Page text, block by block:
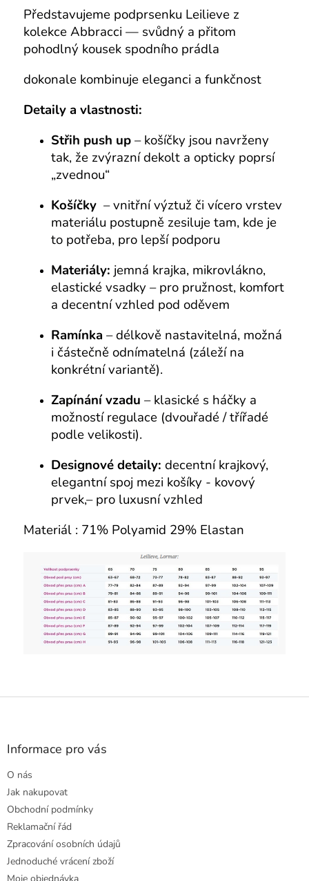
Představujeme podprsenku Leilieve z
kolekce Abbracci — svůdný a přitom
pohodlný kousek spodního prádla
dokonale kombinuje eleganci a funkčnost
Detaily a vlastnosti:
Střih push up– košíčky jsou navrženy
tak, že zvýrazní dekolt a opticky poprsí
„zvednou“
Košíčky – vnitřní výztuž či vícero vrstev
materiálu postupně zesiluje tam, kde je
to potřeba, pro lepší podporu
Materiály: jemná krajka, mikrovlákno,
elastické vsadky – pro pružnost, komfort
a decentní vzhled pod oděvem
Ramínka – délkově nastavitelná, možná
i částečně odnímatelná (záleží na
konkrétní variantě).
Zapínání vzadu – klasické s háčky a
možností regulace (dvouřadé / třířadé
podle velikosti).
Designové detaily: decentní krajkový,
elegantní spoj mezi košíky - kovový
prvek,– pro luxusní vzhled
Materiál : 71% Polyamid 29% Elastan
Z
Informace pro vás
O nás
Jak nakupovat
Obchodní podmínky
Reklamační řád
Zpracování osobních údajů
Jednoduché vrácení zboží